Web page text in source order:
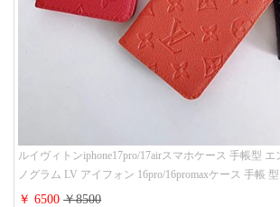
ルイヴィトンiphone17pro/17airスマホケース 手帳型
ノグラム LV アイフォン 16pro/16promaxケース 手帳
ンド iPhone 15/14/13 proケース 手帳型 男女通用 大人か
￥ 6500￥8500